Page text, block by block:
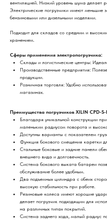
вентиляцией. Низкий уровень шума делает
Электрические погрузчики имеют
бензиновыми или дизельными моделями.
Подходит для складов со средним и
хранением.
Сферы применения электропогрузчика:
Склады и логистические центры:
Производственные предприятия:
продукции.
Розничная торговля: Удобно
магазинах.
Преимущества погрузчиков XILIN CPD-S-
Благодаря уникальной конструкции
маленьким радиусом поворота и
Доступны варианты с показателем
Функция бокового смещения каретки
Стальные боковые и задние панели
внешнего вида и долговечность.
Система бокового выката батареи
обслуживание более удобным.
Два подъемных цилиндра с обеих
высокую стабильность при работе.
Резиновые колеса имеют хорошие
делает погрузчик подходящим для
на различных типах покрытий.
Система заднего хода, малый радиус